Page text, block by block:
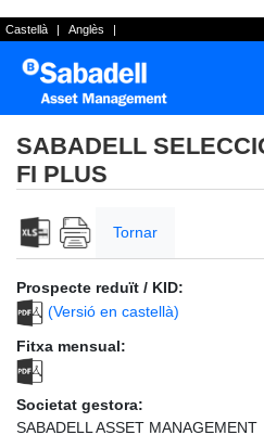
Castellà | Anglès |
SABADELL
FI PLUS
Tornar
Prospecte reduït / KID:
(Versió en castellà)
Fitxa mensual:
Societat gestora:
SABADELL ASSET MANAGEMENT